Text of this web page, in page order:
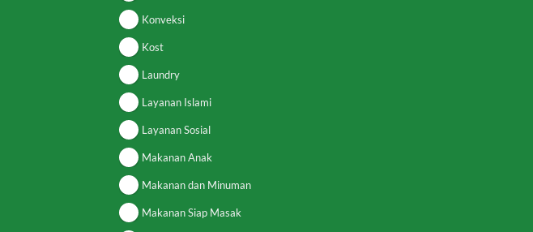
Konveksi
Kost
Laundry
Layanan Islami
Layanan Sosial
Makanan Anak
Makanan dan Minuman
Makanan Siap Masak